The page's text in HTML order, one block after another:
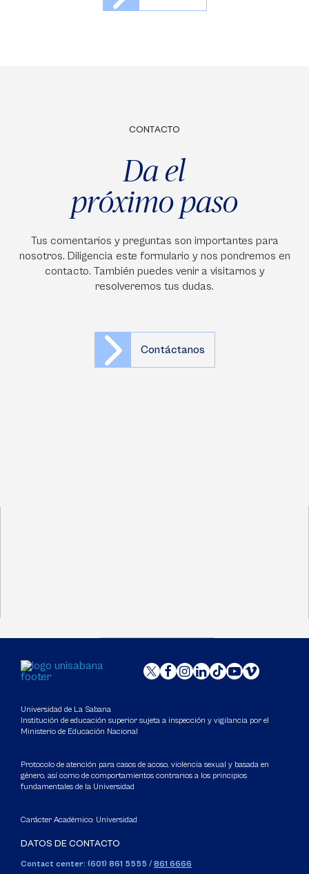
CONTACTO
Da el
próximo paso
Tus comentarios y preguntas son importantes para
nosotros. Diligencia este formulario y nos pondremos en
contacto. También puedes venir a visitarnos y
resolveremos tus dudas.
Contáctanos
Universidad de La Sabana
Institución de educación superior sujeta a inspección y vigilancia por el
Ministerio de Educación Nacional
Protocolo de atención para casos de acoso, violencia sexual y basada en
género, así como de comportamientos contrarios a los principios
fundamentales de la Universidad
Carácter Académico: Universidad
DATOS DE CONTACTO
Contact center: (601) 861 5555 / 861 6666